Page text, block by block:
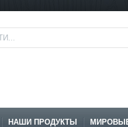
НАШИ ПРОДУКТЫ